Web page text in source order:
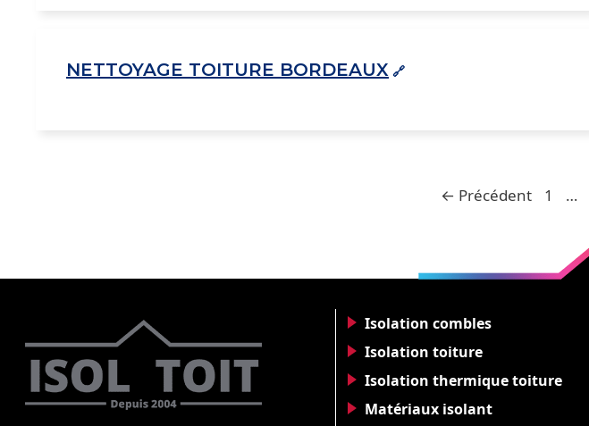
NETTOYAGE TOITURE BORDEAUX
← Précédent Page
1 …
Isolation combles
Isolation toiture
Isolation thermique toiture
Matériaux isolant